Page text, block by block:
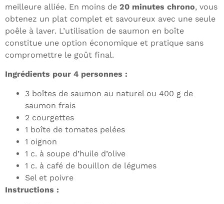
meilleure alliée. En moins de 20 minutes chrono, vous
obtenez un plat complet et savoureux avec une seule
poêle à laver. L’utilisation de saumon en boîte
constitue une option économique et pratique sans
compromettre le goût final.
Ingrédients pour 4 personnes :
3 boîtes de saumon au naturel ou 400 g de
saumon frais
2 courgettes
1 boîte de tomates pelées
1 oignon
1 c. à soupe d’huile d’olive
1 c. à café de bouillon de légumes
Sel et poivre
Instructions :